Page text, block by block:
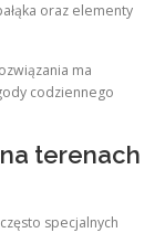
oraz elementy
ma
codziennego
terenach
specjalnych